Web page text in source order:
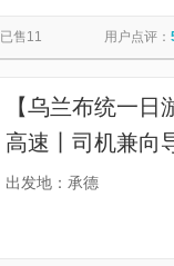
已售11 用户点评：
【乌兰布统一
高速丨司机兼向
玩法游双草原丨
出发地：承德